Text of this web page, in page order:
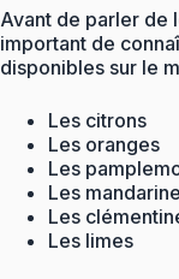
Avant de parler de
important de
disponibles sur le
Les citrons
Les oranges
Les
Les
Les
Les limes